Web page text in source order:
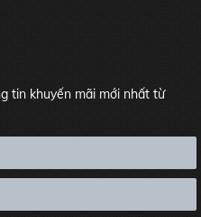
tin khuyến mãi mới nhất từ